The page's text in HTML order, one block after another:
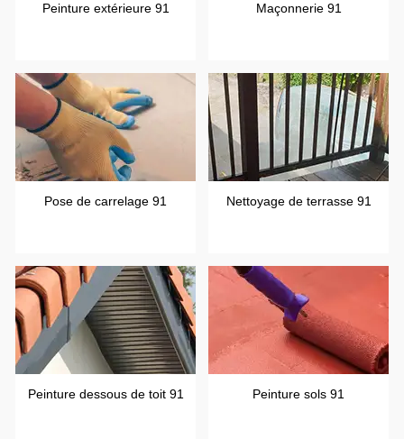
Peinture extérieure 91 Maçonnerie 91
Pose de carrelage 91 Nettoyage de terrasse 91
Peinture dessous de toit 91 Peinture sols 91